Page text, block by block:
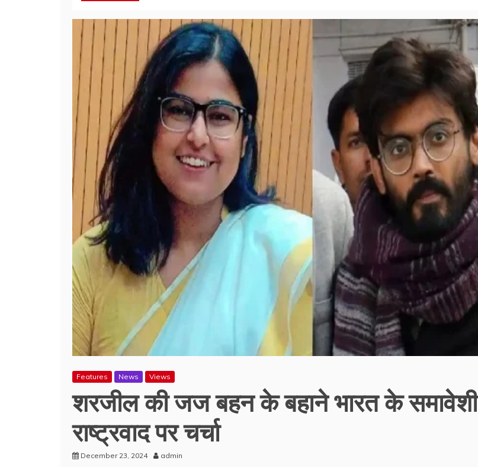
Features News Views
शरजील की जज बहन के बहाने भारत के समावेशी
राष्ट्रवाद पर चर्चा
December 23, 2024 admin